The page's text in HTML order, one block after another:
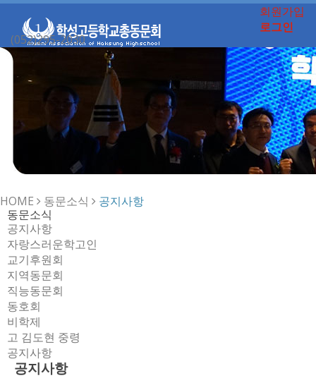
navigation
회원가입
로그인
(052)295-2030
HOME 동문소식
공지사항
동문소식
공지사항
자랑스러운학고인
교기후원회
지역동문회
직능동문회
동호회
비학제
고 김도현 중령
공지사항
공지사항